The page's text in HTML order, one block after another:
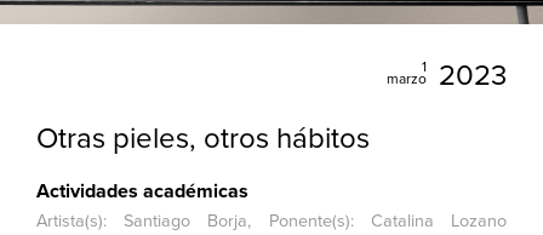
1
marzo
2023
Otras pieles, otros hábitos
Actividades académicas
Artista(s): Santiago Borja, Ponente(s): Catalina Lozano